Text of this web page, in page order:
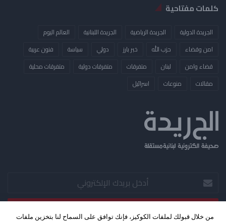
كلمات مفتاحية
الجريدة الدولية الجريدة الرياضية الجريدة اللبنانية
العالم اليوم
امن وقضاء
حزب الله خبر بارز دولي سياسة
فنون عربية
قضاء وامن
لبنان متفرقات متفرقات دولية
متفرقات محلية
مقالات
منوعات ​اسرائيل
أدخل
بريدك
الإلكتروني
من خلال قبولك لملفات الكوكيز، فإنك توافق على السماح لنا بتخزين ملفات